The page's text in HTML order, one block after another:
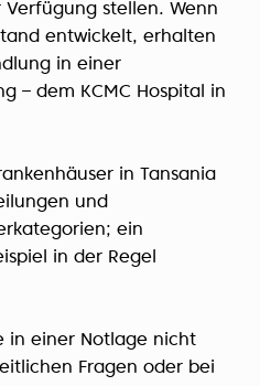
stellen. Wenn
entwickelt, erhalten
in einer
– dem KCMC Hospital in
in Tansania
und
ein
in der Regel
in einer Notlage nicht
Fragen oder bei